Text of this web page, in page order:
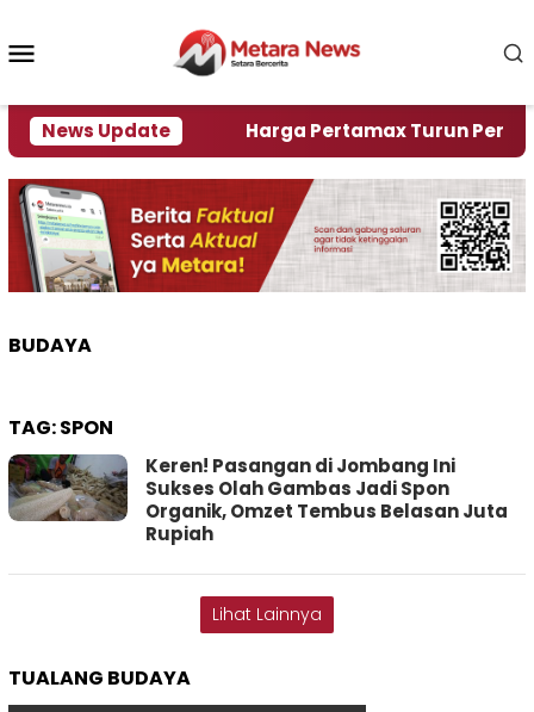
konten
News Update
Krisi Air Harga Pertamax Turun Per Hari
BUDAYA
TAG:SPON
Keren! Pasangan di Jombang Ini
Sukses Olah Gambas Jadi Spon
Organik, Omzet Tembus Belasan Juta
Rupiah
Lihat Lainnya
TUALANG BUDAYA